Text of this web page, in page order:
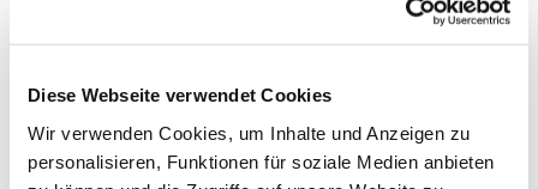
Diese Webseite verwendet Cookies
Wir verwenden Cookies, um Inhalte und Anzeigen zu
personalisieren, Funktionen für soziale Medien anbieten